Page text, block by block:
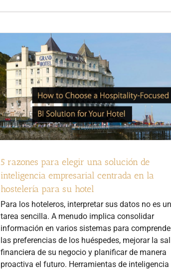
5 razones para elegir una solución de
inteligencia empresarial centrada en la
hostelería para su hotel
Para los hoteleros, interpretar sus datos no es
tarea sencilla. A menudo implica consolidar
información en varios sistemas para
las preferencias de los huéspedes, mejorar la
financiera de su negocio y planificar de manera
proactiva el futuro. Herramientas de inteligencia